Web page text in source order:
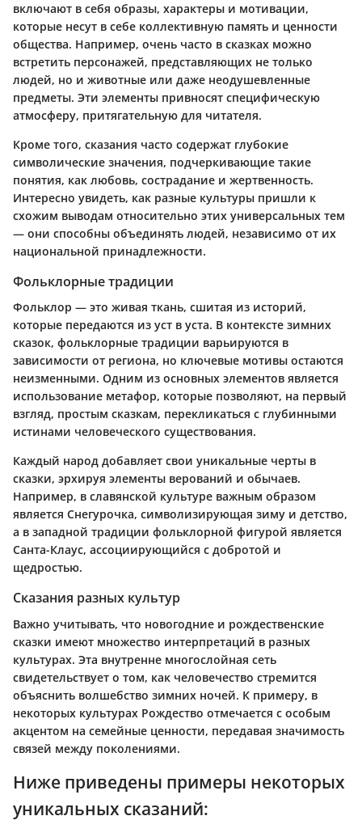
включают в себя образы, характеры и мотивации,
которые несут в себе коллективную память и ценности
общества. Например, очень часто в сказках можно
встретить персонажей, представляющих не только
людей, но и животные или даже неодушевленные
предметы. Эти элементы привносят специфическую
атмосферу, притягательную для читателя.
Кроме того, сказания часто содержат глубокие
символические значения, подчеркивающие такие
понятия, как любовь, сострадание и жертвенность.
Интересно увидеть, как разные культуры пришли к
схожим выводам относительно этих универсальных тем
— они способны объединять людей, независимо от их
национальной принадлежности.
Фольклорные традиции
Фольклор — это живая ткань, сшитая из историй,
которые передаются из уст в уста. В контексте зимних
сказок, фольклорные традиции варьируются в
зависимости от региона, но ключевые мотивы остаются
неизменными. Одним из основных элементов является
использование метафор, которые позволяют, на первый
взгляд, простым сказкам, перекликаться с глубинными
истинами человеческого существования.
Каждый народ добавляет свои уникальные черты в
сказки, эрхируя элементы верований и обычаев.
Например, в славянской культуре важным образом
является Снегурочка, символизирующая зиму и детство,
а в западной традиции фольклорной фигурой является
Санта-Клаус, ассоциирующийся с добротой и
щедростью.
Сказания разных культур
Важно учитывать, что новогодние и рождественские
сказки имеют множество интерпретаций в разных
культурах. Эта внутренне многослойная сеть
свидетельствует о том, как человечество стремится
объяснить волшебство зимних ночей. К примеру, в
некоторых культурах Рождество отмечается с особым
акцентом на семейные ценности, передавая значимость
связей между поколениями.
Ниже приведены примеры некоторых
уникальных сказаний: